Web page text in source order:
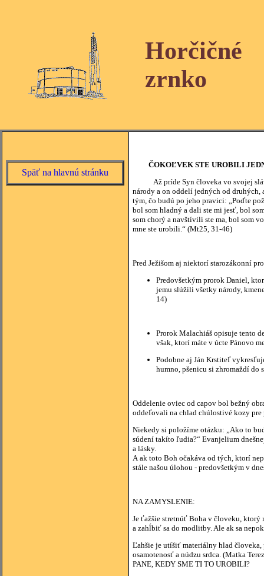
Horčičné
zrnko
Späť na hlavnú stránku
ČOKOĽVEK STE UROBILI
Až príde Syn človeka vo svojej sláve
národy a on oddelí jedných od druhých,
tým, čo budú po jeho pravici: „Poďte
bol som hladný a dali ste mi jesť, bol
som chorý a navštívili ste ma, bol som
mne ste urobili.“ (Mt25, 31-46)
Pred Ježišom aj niektorí starozákonní
Predovšetkým prorok Daniel,
jemu slúžili všetky národy,
14)
Prorok Malachiáš opisuje tento
však, ktorí máte v úcte Pánovo
Podobne aj Ján Krstiteľ
humno, pšenicu si zhromaždí
Oddelenie oviec od capov bol bežný
oddeľovali na chlad chúlostivé kozy
Niekedy si položíme otázku: „Ako to
súdení takíto ľudia?“ Evanjelium
a lásky.
A ak toto Boh očakáva od tých, ktorí
stále našou úlohou - predovšetkým v
NA ZAMYSLENIE:
Je ťažšie stretnúť Boha v človeku, ktorý
a zahĺbiť sa do modlitby. Ale ak sa
Ľahšie je utíšiť materiálny hlad
osamotenosť a núdzu srdca. (Matka
PANE, KEDY SME TI TO UROBILI?